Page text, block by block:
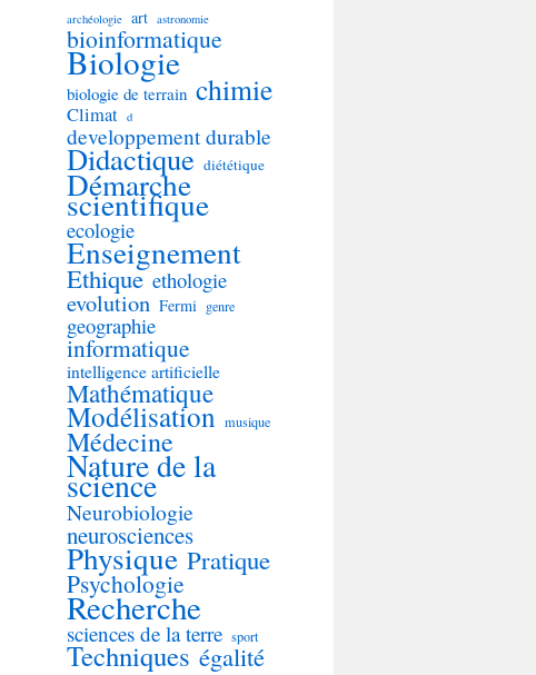
archéologie art astronomie
bioinformatique
Biologie
biologie de terrain chimie
Climat d
developpement durable
Didactique diététique
Démarche
scientifique
ecologie
Enseignement
Ethique ethologie
evolution Fermi genre
geographie
informatique
intelligence artificielle
Mathématique
Modélisation musique
Médecine
Nature de la
science
Neurobiologie
neurosciences
Physique Pratique
Psychologie
Recherche
sciences de la terre sport
Techniques égalité